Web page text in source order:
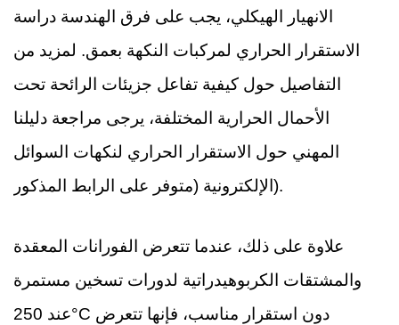
الانهيار الهيكلي، يجب على فرق الهندسة دراسة
الاستقرار الحراري لمركبات النكهة بعمق. لمزيد من
التفاصيل حول كيفية تفاعل جزيئات الرائحة تحت
الأحمال الحرارية المختلفة، يرجى مراجعة دليلنا
المهني حول الاستقرار الحراري لنكهات السوائل
الإلكترونية (متوفر على الرابط المذكور).
علاوة على ذلك، عندما تتعرض الفورانات المعقدة
والمشتقات الكربوهيدراتية لدورات تسخين مستمرة
عند 250°C دون استقرار مناسب، فإنها تتعرض